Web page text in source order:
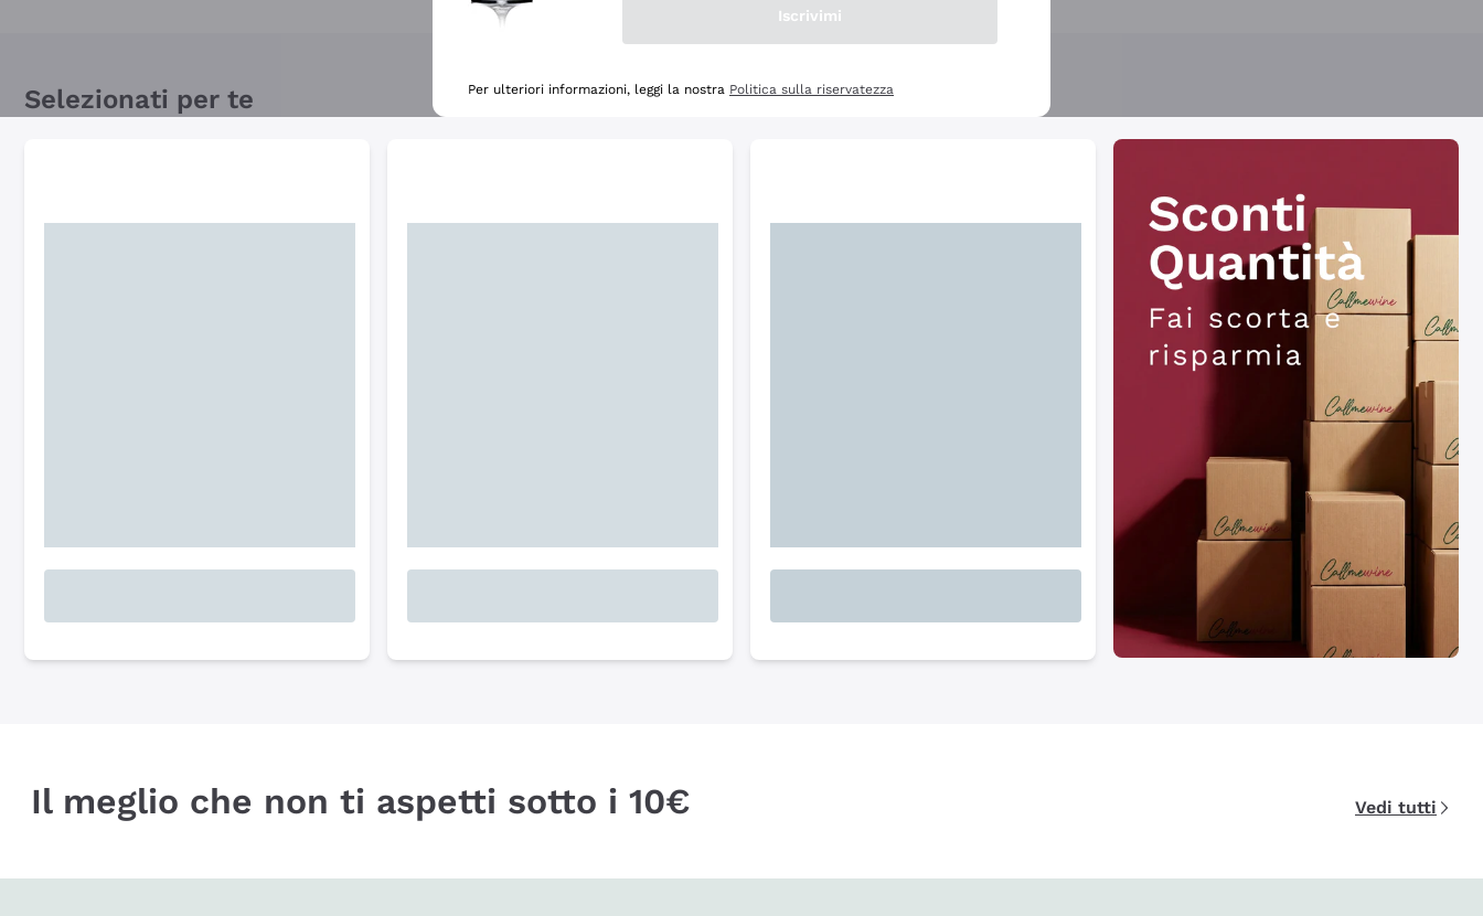
Selezionati per te
Il meglio che non ti aspetti sotto i 10€ Vedi tutti
Iscrivimi
Per ulteriori informazioni, leggi la nostra Politica sulla riservatezza